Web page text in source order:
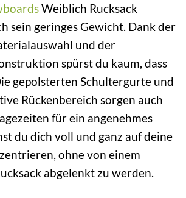
Weiblich Rucksack
sein geringes Gewicht. Dank der
und der
spürst du kaum, dass
gepolsterten Schultergurte und
Rückenbereich sorgen auch
für ein angenehmes
du dich voll und ganz auf deine
ohne von einem
abgelenkt zu werden.